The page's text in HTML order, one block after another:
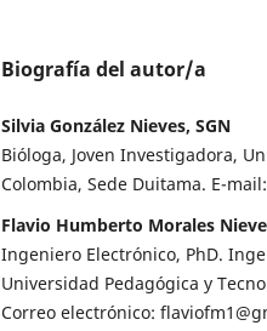
Biografía del autor/a
Silvia González Nieves, SGN
Bióloga, Joven Investigadora,
Colombia, Sede Duitama. E-
Flavio Humberto Morales
Ingeniero Electrónico, PhD.
Universidad Pedagógica y
Correo electrónico: